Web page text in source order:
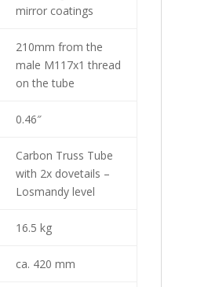
mirror coatings
210mm from the
male M117x1 thread
on the tube
0.46″
Carbon Truss Tube
with 2x dovetails –
Losmandy level
16.5 kg
ca. 420 mm